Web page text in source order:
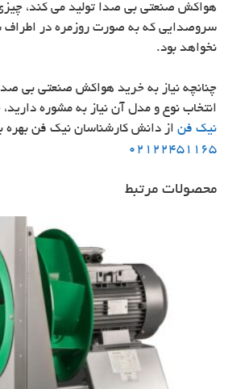
هواکش صنعتی بی صدا تولید می کند،
سروصدایی که به صورت روزمره در اطراف
نخواهد بود.
چنانچه نیاز به خرید هواکش صنعتی بی صدا
انتخاب نوع و مدل آن نیاز به مشوره دارید،
نیک فن از دانش کارشناسان نیک فن بهره
02122451165
محصولات مرتبط